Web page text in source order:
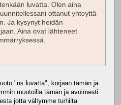
luvatta. Olen aina
ottanut yhteyttä
Ja kysynyt heidän
Aina ovat lähteneet
"ns.luvatta", korjaan tämän ja
muotoilla tämän ja avoimesti
jotta vältymme turhilta